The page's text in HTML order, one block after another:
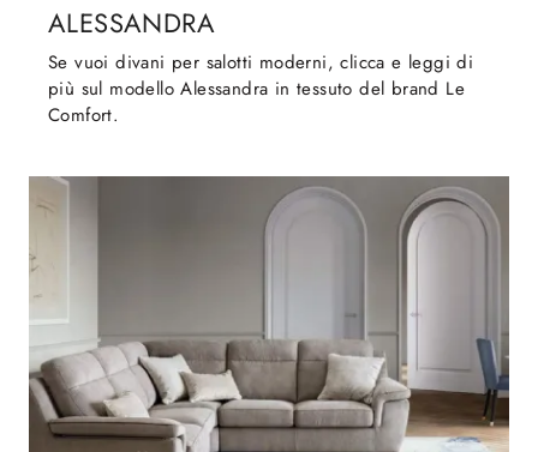
ALESSANDRA
Se vuoi divani per salotti moderni, clicca e leggi di
più sul modello Alessandra in tessuto del brand Le
Comfort.